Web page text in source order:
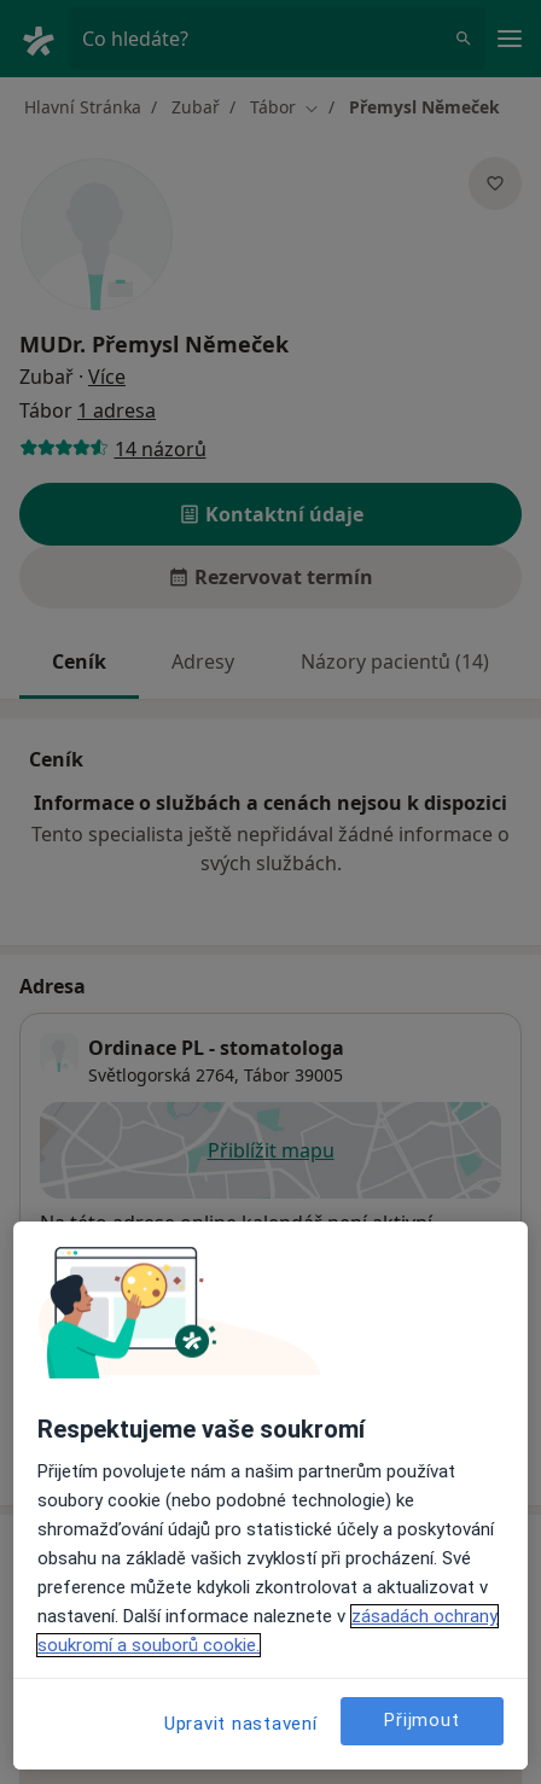
Co hledáte?
Hlavní Stránka Zubař Tábor Změna města
Přemysl Němeček
MUDr. Přemysl Němeček
Zubař · Více
Tábor 1 adresa
14 názorů
Kontaktní údaje
Rezervovat termín
Ceník Adresy Názory pacientů (14)
Ceník
Informace o službách a cenách nejsou k dispozici
Tento specialista ještě nepřidával žádné informace o
svých službách.
Adresa
Ordinace PL - stomatologa
Světlogorská 2764, Tábor 39005
Přiblížit mapuse otevře v nové záložce
Dostupnost
Na této adrese online kalendář není aktivní
Co mám v takové situaci udělat?
Způsoby platby (soukromé návštěvy)
Na teto adrese lékař přijímá pacienty na pojišťovnu
o adrese
Názory
Přidejte svůj názor
Respektujeme vaše soukromí
Přijetím povolujete nám a našim partnerům používat
soubory cookie (nebo podobné technologie) ke
shromažďování údajů pro statistické účely a poskytování
obsahu na základě vašich zvyklostí při procházení. Své
preference můžete kdykoli zkontrolovat a aktualizovat v
nastavení. Další informace naleznete v zásadách ochrany
soukromí a souborů cookie.
Upravit nastavení Přijmout